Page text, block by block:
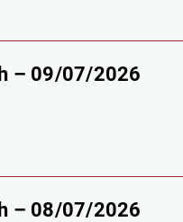
– 09/07/2026
– 08/07/2026